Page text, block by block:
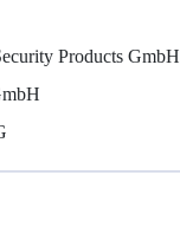
Products GmbH